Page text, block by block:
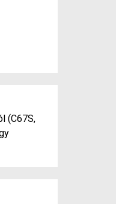
(C67S,